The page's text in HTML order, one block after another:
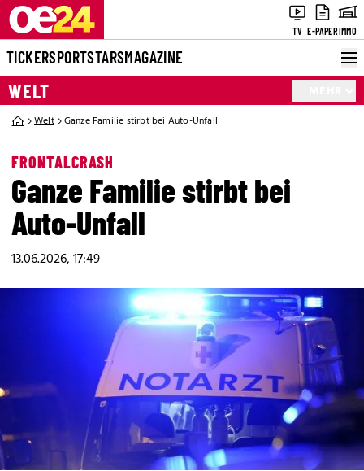
TV E-PAPERIMMO
TICKERSPORTSTARSMAGAZINE
WELT
Welt Ganze Familie stirbt bei Auto-Unfall
FRONTALCRASH
Ganze Familie stirbt bei
Auto-Unfall
13.06.2026, 17:49